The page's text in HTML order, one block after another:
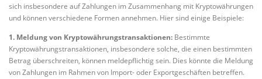
sich insbesondere auf Zahlungen im Zusammenhang mit Kryptowährungen
und können verschiedene Formen annehmen. Hier sind einige Beispiele:
1. Meldung von Kryptowährungstransaktionen: Bestimmte
Kryptowährungstransaktionen, insbesondere solche, die einen bestimmten
Betrag überschreiten, können meldepflichtig sein. Dies könnte die Meldung
von Zahlungen im Rahmen von Import- oder Exportgeschäften betreffen.